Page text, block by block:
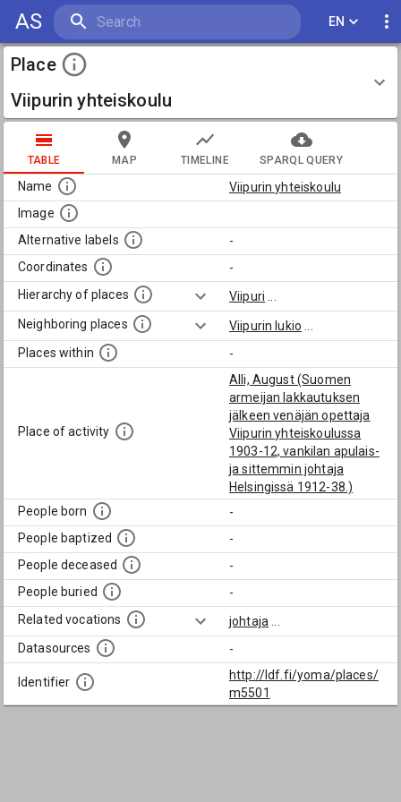
AS EN
Place
Viipurin yhteiskoulu
TABLE MAP TIMELINE SPARQL QUERY
Name
Viipurin yhteiskoulu
Image
Alternative labels
-
Coordinates
-
Hierarchy of places
Viipuri
Neighboring places
Viipurin lukio
Places within
-
Place of activity
Alli, August (Suomen
armeijan lakkautuksen
jälkeen venäjän opettaja
Viipurin yhteiskoulussa
1903-12, vankilan apulais-
ja sittemmin johtaja
Helsingissä 1912-38.)
People born
-
People baptized
-
People deceased
-
People buried
-
Related vocations
johtaja
Datasources
-
Identifier
http://ldf.fi/yoma/places/
m5501